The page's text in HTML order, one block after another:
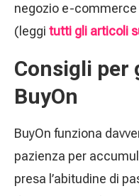
negozio e-
(leggi tutti gli articoli
Consigli per
BuyOn
BuyOn funziona
pazienza per
presa l’abitudine di